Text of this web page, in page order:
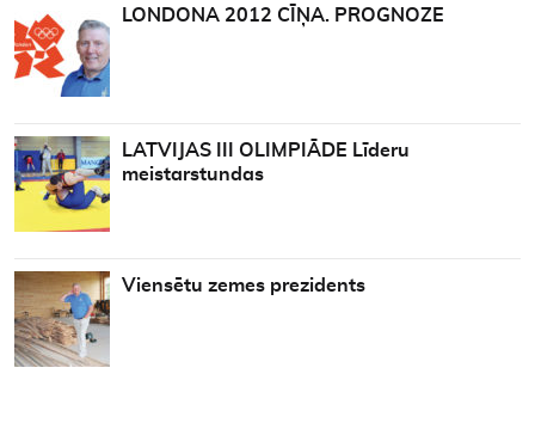
LONDONA 2012 CĪŅA. PROGNOZE
LATVIJAS III OLIMPIĀDE Līderu
meistarstundas
Viensētu zemes prezidents